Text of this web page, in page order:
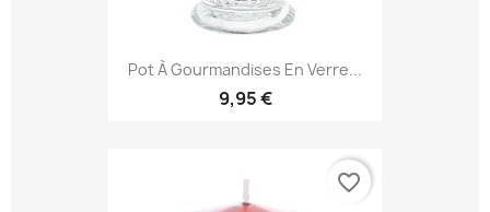
Pot À Gourmandises En Verre...
9,95 €
favorite_border